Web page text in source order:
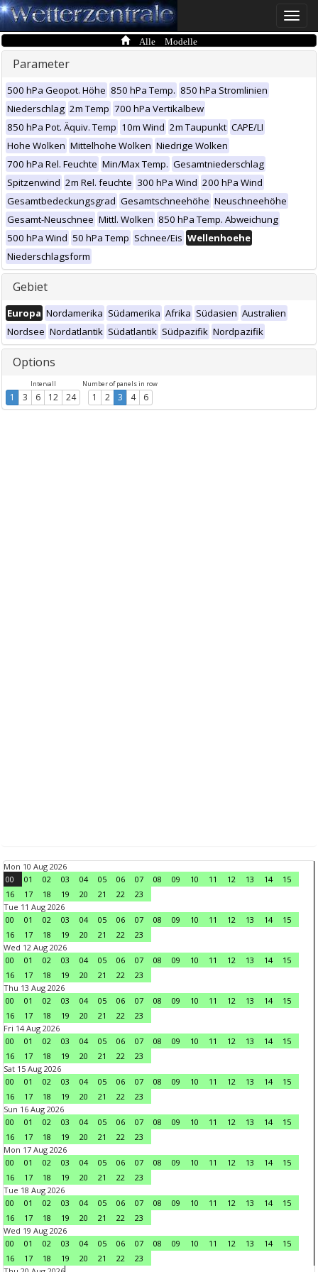
Toggle
Alle Modelle
Parameter
500 hPa Geopot. Höhe 850 hPa Temp. 850 hPa Stromlinien
Niederschlag 2m Temp 700 hPa Vertikalbew
850 hPa Pot. Äquiv. Temp 10m Wind 2m Taupunkt CAPE/LI
Hohe Wolken Mittelhohe Wolken Niedrige Wolken
700 hPa Rel. Feuchte Min/Max Temp. Gesamtniederschlag
Spitzenwind 2m Rel. feuchte 300 hPa Wind 200 hPa Wind
Gesamtbedeckungsgrad Gesamtschneehöhe Neuschneehöhe
Gesamt-Neuschnee Mittl. Wolken 850 hPa Temp. Abweichung
500 hPa Wind 50 hPa Temp Schnee/Eis Wellenhoehe
Niederschlagsform
Gebiet
Europa Nordamerika Südamerika Afrika Südasien Australien
Nordsee Nordatlantik Südatlantik Südpazifik Nordpazifik
Options
Intervall
1 3 6 12 24
Number of panels in row
1 2 3 4 6
Mon 10 Aug 2026
00
01 02 03 04 05 06 07 08 09 10 11 12 13 14
15
16
17 18 19 20 21 22
23
Tue 11 Aug 2026
00
01 02 03 04 05 06 07 08 09 10 11 12 13 14
15
16
17 18 19 20 21 22
23
Wed 12 Aug 2026
00
01 02 03 04 05 06 07 08 09 10 11 12 13 14
15
16
17 18 19 20 21 22
23
Thu 13 Aug 2026
00
01 02 03 04 05 06 07 08 09 10 11 12 13 14
15
16
17 18 19 20 21 22
23
Fri 14 Aug 2026
00
01 02 03 04 05 06 07 08 09 10 11 12 13 14
15
16
17 18 19 20 21 22
23
Sat 15 Aug 2026
00
01 02 03 04 05 06 07 08 09 10 11 12 13 14
15
16
17 18 19 20 21 22
23
Sun 16 Aug 2026
00
01 02 03 04 05 06 07 08 09 10 11 12 13 14
15
16
17 18 19 20 21 22
23
Mon 17 Aug 2026
00
01 02 03 04 05 06 07 08 09 10 11 12 13 14
15
16
17 18 19 20 21 22
23
Tue 18 Aug 2026
00
01 02 03 04 05 06 07 08 09 10 11 12 13 14
15
16
17 18 19 20 21 22
23
Wed 19 Aug 2026
00
01 02 03 04 05 06 07 08 09 10 11 12 13 14
15
16
17 18 19 20 21 22
23